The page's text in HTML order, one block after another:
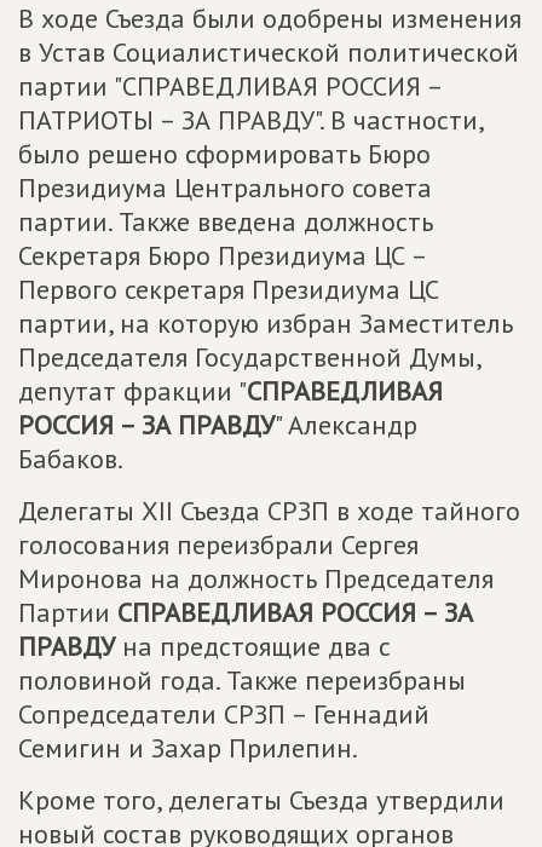
В ходе Съезда были одобрены изменения
в Устав Социалистической политической
партии "СПРАВЕДЛИВАЯ РОССИЯ –
ПАТРИОТЫ – ЗА ПРАВДУ". В частности,
было решено сформировать Бюро
Президиума Центрального совета
партии. Также введена должность
Секретаря Бюро Президиума ЦС –
Первого секретаря Президиума ЦС
партии, на которую избран Заместитель
Председателя Государственной Думы,
депутат фракции "СПРАВЕДЛИВАЯ
РОССИЯ – ЗА ПРАВДУ" Александр
Бабаков.
Делегаты XII Съезда СРЗП в ходе тайного
голосования переизбрали Сергея
Миронова на должность Председателя
Партии СПРАВЕДЛИВАЯ РОССИЯ – ЗА
ПРАВДУна предстоящие два с
половиной года. Также переизбраны
Сопредседатели СРЗП – Геннадий
Семигин и Захар Прилепин.
Кроме того, делегаты Съезда утвердили
новый состав руководящих органов